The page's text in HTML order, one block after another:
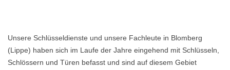
Unsere Schlüsseldienste und unsere Fachleute in Blomberg
(Lippe) haben sich im Laufe der Jahre eingehend mit Schlüsseln,
Schlössern und Türen befasst und sind auf diesem Gebiet